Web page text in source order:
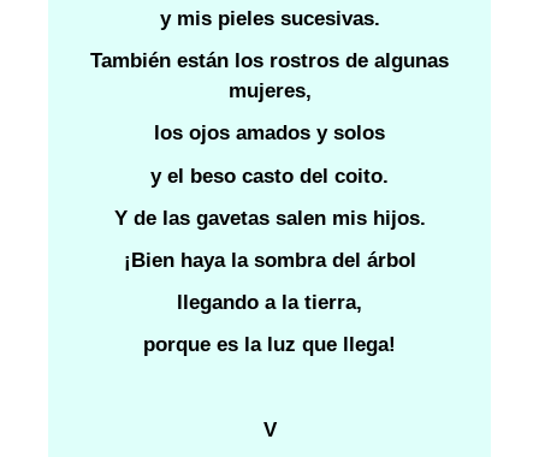
y mis pieles sucesivas.
También están los rostros de algunas
mujeres,
los ojos amados y solos
y el beso casto del coito.
Y de las gavetas salen mis hijos.
¡Bien haya la sombra del árbol
llegando a la tierra,
porque es la luz que llega!
V